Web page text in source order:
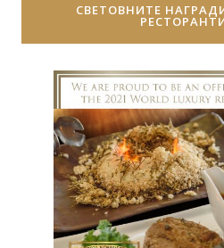
СВЕТОВНИТЕ